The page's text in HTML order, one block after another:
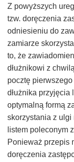
Z powyższych
tzw. doręczenia
odniesieniu do
zamiarze
to, że
dłużnikowi z
pocztę
dłużnika przyjęcia
optymalną formą
skorzystania z ulgi
listem poleconym
Ponieważ przepis
doręczenia